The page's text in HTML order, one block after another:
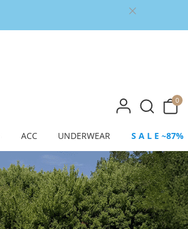
0
ACC UNDERWEAR S A L E ~87%